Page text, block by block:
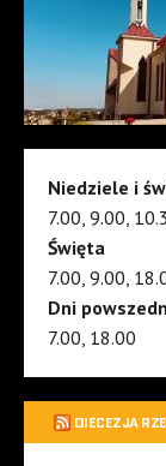
Niedziele i
7.00, 9.00,
Święta
7.00, 9.00,
Dni
7.00, 18.00
DIECEZJA